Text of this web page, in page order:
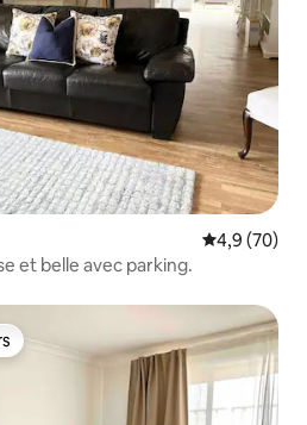
Évaluation
4,9 (70)
et belle avec parking.